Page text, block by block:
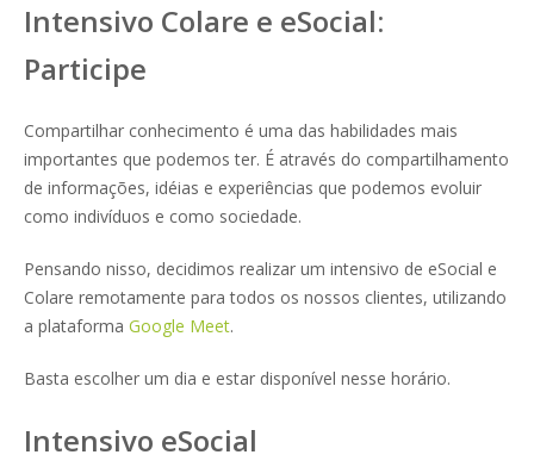
Intensivo Colare e eSocial:
Participe
Compartilhar conhecimento é uma das habilidades mais
importantes que podemos ter. É através do compartilhamento
de informações, idéias e experiências que podemos evoluir
como indivíduos e como sociedade.
Pensando nisso, decidimos realizar um intensivo de eSocial e
Colare remotamente para todos os nossos clientes, utilizando
a plataforma Google Meet.
Basta escolher um dia e estar disponível nesse horário.
Intensivo eSocial